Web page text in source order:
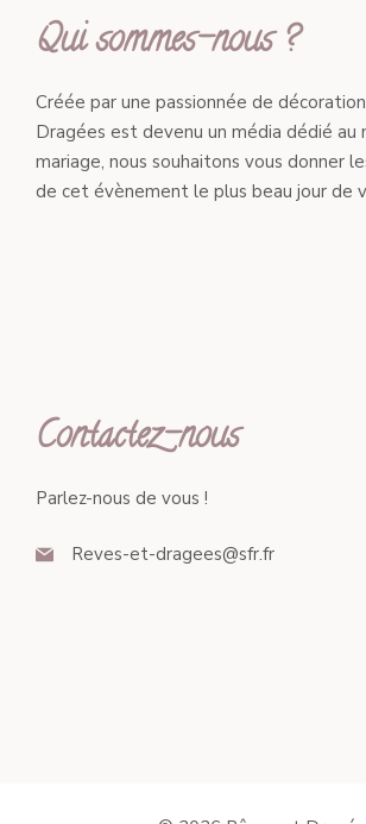
Qui sommes-nous ?
Créée par une passionnée de
Dragées est devenu un média dédié au
mariage, nous souhaitons vous donner
de cet évènement le plus beau jour de
Contactez-nous
Parlez-nous de vous !
Reves-et-dragees@sfr.fr